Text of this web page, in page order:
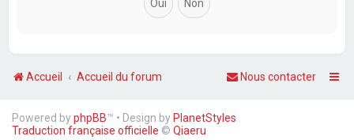
Accueil Accueil du forum Nous contacter
Powered byphpBB™ • Design byPlanetStyles
Traduction française officielle © Qiaeru